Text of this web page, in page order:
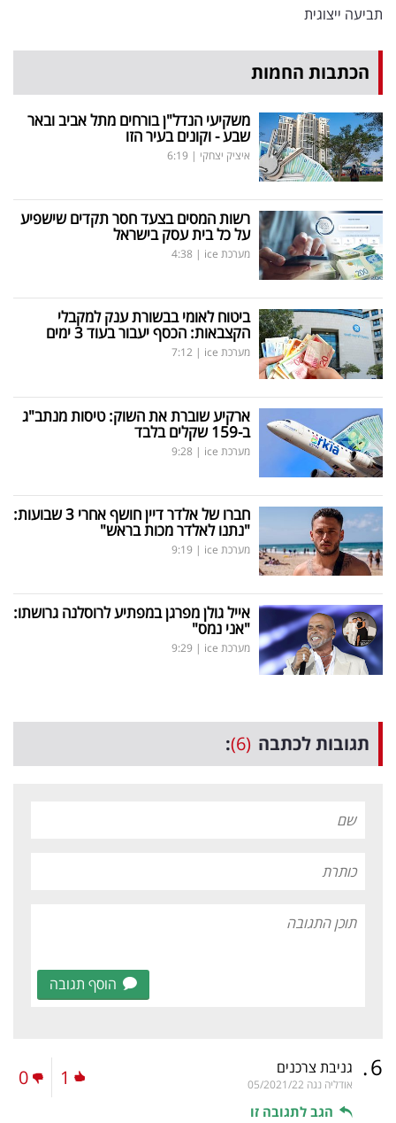
תביעה ייצוגית
הכתבות החמות
משקיעי הנדל"ן בורחים מתל אביב ובאר
שבע - וקונים בעיר הזו
איציק יצחקי |
6:19
רשות המסים בצעד חסר תקדים שישפיע
על כל בית עסק בישראל
מערכת ice |
4:38
ביטוח לאומי בבשורת ענק למקבלי
הקצבאות: הכסף יעבור בעוד 3 ימים
מערכת ice |
7:12
ארקיע שוברת את השוק: טיסות מנתב"ג
ב-159 שקלים בלבד
מערכת ice |
9:28
חברו של אלדר דיין חושף אחרי 3 שבועות:
"נתנו לאלדר מכות בראש"
מערכת ice |
9:19
אייל גולן מפרגן במפתיע לרוסלנה גרושתו:
"אני נמס"
מערכת ice |
9:29
תגובות לכתבה (6)
:
הוסף תגובה
6
. גניבת צרכנים
אודליה נגה 05/2021/22
הגב לתגובה זו
1
0